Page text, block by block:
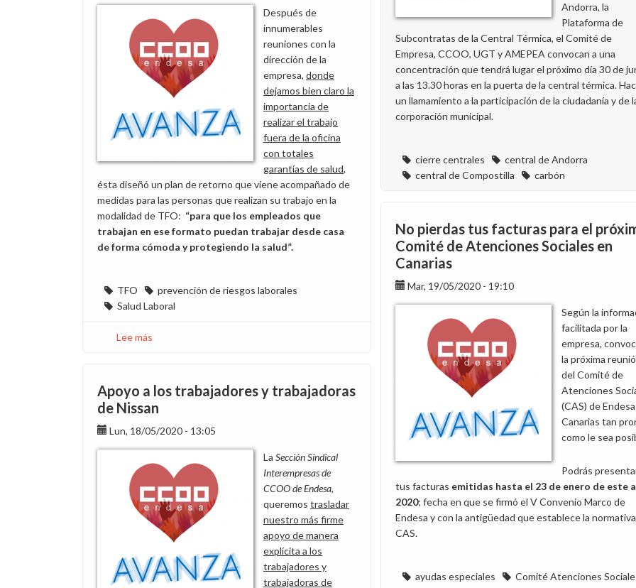
Andorra, la
Plataforma de
Subcontratas de la Central Térmica, el Comité de
Empresa, CCOO, UGT y AMEPEA convocan a una
concentración que tendrá lugar el próximo día 30 de
a las 13.30 horas en la puerta de la central térmica.
un llamamiento a la participación de la ciudadanía y de
corporación municipal.
cierre centrales
central de Andorra
central de Compostilla
carbón
Después de
innumerables
reuniones con la
dirección de la
empresa, donde
dejamos bien claro la
importancia de
realizar el trabajo
fuera de la oficina
con totales
garantías de salud,
ésta diseñó un plan de retorno que viene acompañado de
medidas para las personas que realizan su trabajo en la
modalidad de TFO: “para que los empleados que
trabajan en ese formato puedan trabajar desde casa
de forma cómoda y protegiendo la salud”.
TFO
prevención de riesgos laborales
Salud Laboral
Lee más
de
retorno
no
funciona
como
se
esperaba
No pierdas tus facturas para el
Comité de Atenciones Sociales en
Canarias
Mar, 19/05/2020 - 19:10
Según la
facilitada por la
empresa,
la próxima
del Comité de
Atenciones
(CAS) de
Canarias tan
como le sea
Podrás
tus facturas emitidas hasta el 23 de enero de este
2020; fecha en que se firmó el V Convenio Marco de
Endesa y con la antigüedad que establece la
CAS.
ayudas especiales Comité Atenciones
Apoyo a los trabajadores y trabajadoras
de Nissan
Lun, 18/05/2020 - 13:05
La Sección Sindical
Interempresas de
CCOO de Endesa,
queremos trasladar
nuestro más firme
apoyo de manera
explícita a los
trabajadores y
trabajadoras de